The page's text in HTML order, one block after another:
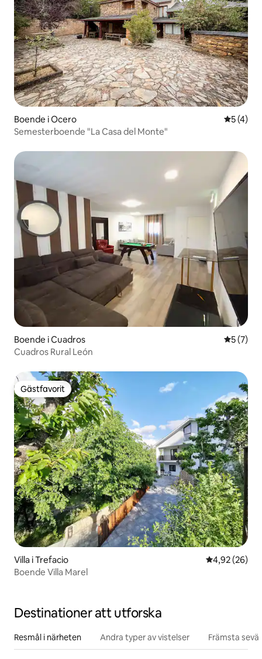
Boende i Ocero 5 av 5 i
5 (4)
Semesterboende "La Casa del Monte"
Boende i Cuadros 5 av 5 i
5 (7)
Cuadros Rural León
Gästfavorit
Gästfavorit
Villa i Trefacio 4,92 av 5 i
4,92 (26)
Boende Villa Marel
Destinationer att utforska
Resmål i närheten Andra typer av vistelser Främsta